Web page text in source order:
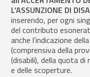
L’ASSUNZIONE DI
inserendo, per ogni
del contributo
anche l’indicazione
(comprensiva della
(disabili), della quota
e delle scoperture.